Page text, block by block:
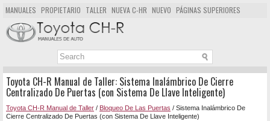
MANUALES PROPIETARIO TALLER NUEVA C-HR NUEVO PÁGINAS SUPERIORES
MAPA DEL SITIO
BUSCAR
Toyota CH-R Manual de Taller: Sistema Inalámbrico De Cierre
Centralizado De Puertas (con Sistema De Llave Inteligente)
Toyota CH-R Manual de Taller / Bloqueo De Las Puertas / Sistema Inalámbrico De
Cierre Centralizado De Puertas (con Sistema De Llave Inteligente)